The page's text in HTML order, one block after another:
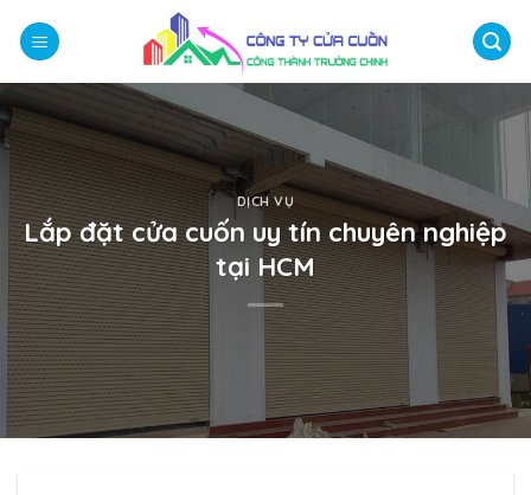
qua
dung
DỊCH VỤ
Lắp đặt cửa cuốn uy tín chuyên nghiệp
tại HCM